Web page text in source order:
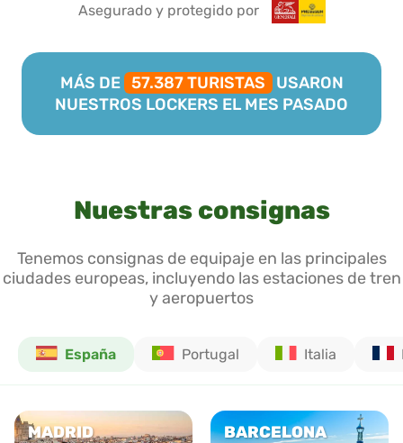
Asegurado y protegido por
MÁS DE 57.387 TURISTAS USARON
NUESTROS LOCKERS EL MES PASADO
Nuestras consignas
Tenemos consignas de equipaje en las principales
ciudades europeas, incluyendo las estaciones de tren
y aeropuertos
España Portugal Italia
MADRID BARCELONA